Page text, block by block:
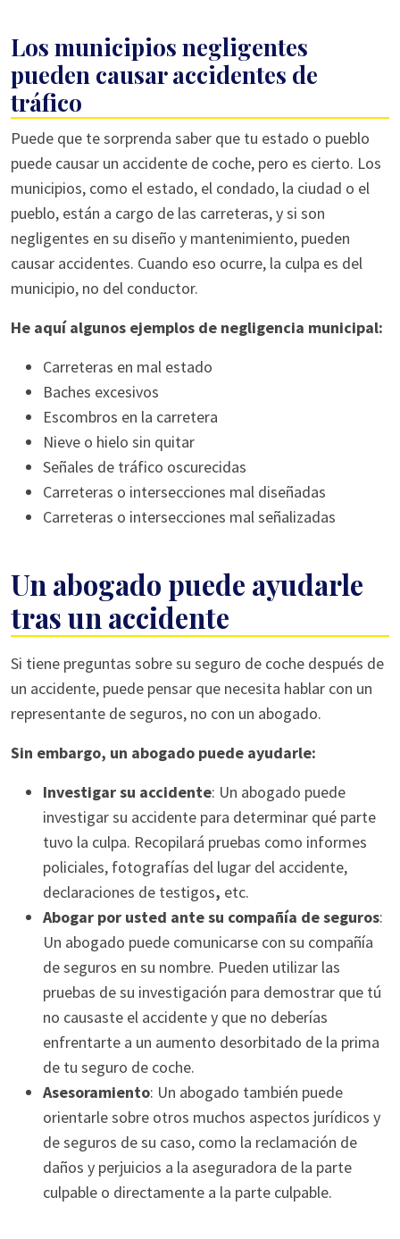
Los municipios negligentes
pueden causar accidentes de
tráfico
Puede que te sorprenda saber que tu estado o pueblo
puede causar un accidente de coche, pero es cierto. Los
municipios, como el estado, el condado, la ciudad o el
pueblo, están a cargo de las carreteras, y si son
negligentes en su diseño y mantenimiento, pueden
causar accidentes. Cuando eso ocurre, la culpa es del
municipio, no del conductor.
He aquí algunos ejemplos de negligencia municipal:
Carreteras en mal estado
Baches excesivos
Escombros en la carretera
Nieve o hielo sin quitar
Señales de tráfico oscurecidas
Carreteras o intersecciones mal diseñadas
Carreteras o intersecciones mal señalizadas
Un abogado puede ayudarle
tras un accidente
Si tiene preguntas sobre su seguro de coche después de
un accidente, puede pensar que necesita hablar con un
representante de seguros, no con un abogado.
Sin embargo, un abogado puede ayudarle:
Investigar su accidente: Un abogado puede
investigar su accidente para determinar qué parte
tuvo la culpa. Recopilará pruebas como informes
policiales, fotografías del lugar del accidente,
declaraciones de testigos, etc.
Abogar por usted ante su compañía de seguros:
Un abogado puede comunicarse con su compañía
de seguros en su nombre. Pueden utilizar las
pruebas de su investigación para demostrar que tú
no causaste el accidente y que no deberías
enfrentarte a un aumento desorbitado de la prima
de tu seguro de coche.
Asesoramiento: Un abogado también puede
orientarle sobre otros muchos aspectos jurídicos y
de seguros de su caso, como la reclamación de
daños y perjuicios a la aseguradora de la parte
culpable o directamente a la parte culpable.